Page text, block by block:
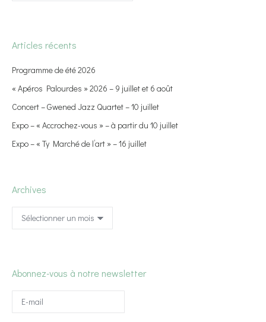
Articles récents
Programme de été 2026
« Apéros Palourdes » 2026 – 9 juillet et 6 août
Concert – Gwened Jazz Quartet – 10 juillet
Expo – « Accrochez-vous » – à partir du 10 juillet
Expo – « Ty Marché de l’art » – 16 juillet
Archives
Archives
Abonnez-vous à notre newsletter